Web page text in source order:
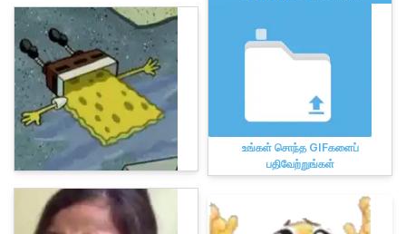
உங்கள் சொந்த GIFகளைப்
பதிவேற்றுங்கள்